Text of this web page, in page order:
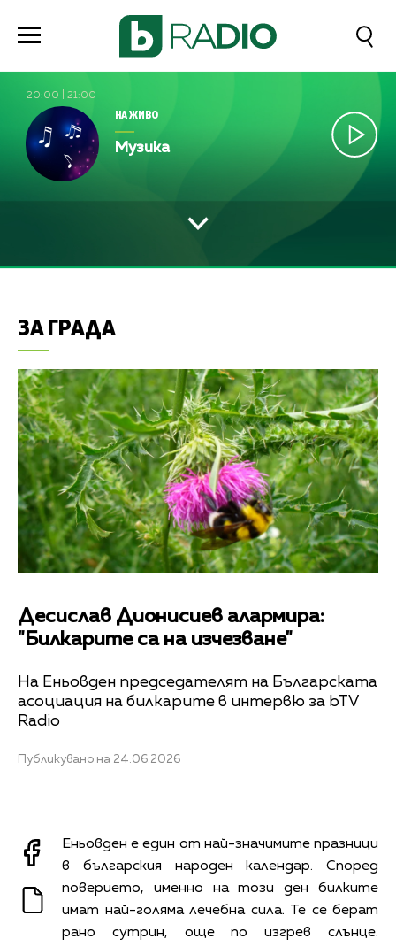
20:00 21:00
НА ЖИВО
Музика
ЗА ГРАДА
Десислав Дионисиев алармира:
"Билкарите са на изчезване"
На Еньовден председателят на Българската
асоциация на билкарите в интервю за bTV
Radio
Публикувано на 24.06.2026
Еньовден е eдин от най-значимите празници
в българския народен календар. Според
поверието, именно на този ден билките
имат най-голяма лечебна сила. Те се берат
рано сутрин, още по изгрев слънце.